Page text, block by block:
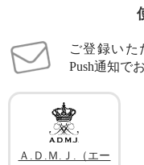
ご登録いた
Push通知で
Ａ.Ｄ.Ｍ.Ｊ.（エー